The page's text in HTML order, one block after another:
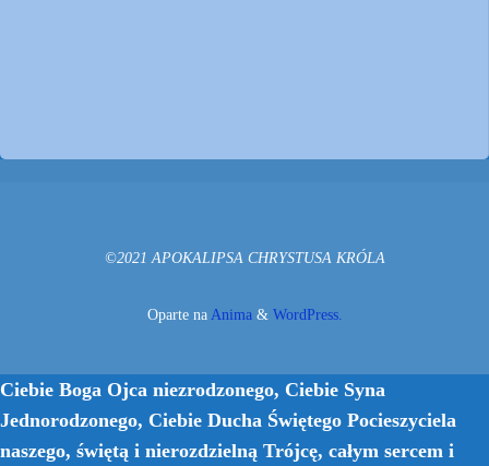
©2021 APOKALIPSA CHRYSTUSA KRÓLA
Oparte naAnima & WordPress.
Ciebie Boga Ojca niezrodzonego, Ciebie Syna
Jednorodzonego, Ciebie Ducha Świętego Pocieszyciela
naszego, świętą i nierozdzielną Trójcę, całym sercem i